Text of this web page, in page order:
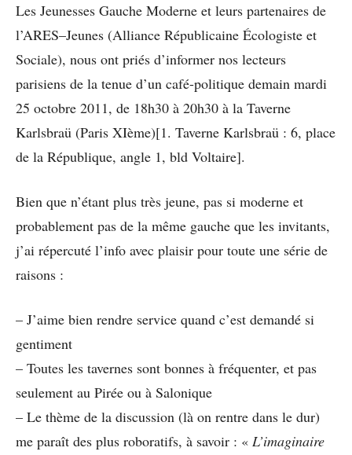
Les Jeunesses Gauche Moderne et leurs partenaires de
l’ARES–Jeunes (Alliance Républicaine Écologiste et
Sociale), nous ont priés d’informer nos lecteurs
parisiens de la tenue d’un café-politique demain mardi
25 octobre 2011, de 18h30 à 20h30 à la Taverne
Karlsbraü (Paris XIème)[1. Taverne Karlsbraü : 6, place
de la République, angle 1, bld Voltaire].
Bien que n’étant plus très jeune, pas si moderne et
probablement pas de la même gauche que les invitants,
j’ai répercuté l’info avec plaisir pour toute une série de
raisons :
– J’aime bien rendre service quand c’est demandé si
gentiment
– Toutes les tavernes sont bonnes à fréquenter, et pas
seulement au Pirée ou à Salonique
– Le thème de la discussion (là on rentre dans le dur)
me paraît des plus roboratifs, à savoir : « L’imaginaire